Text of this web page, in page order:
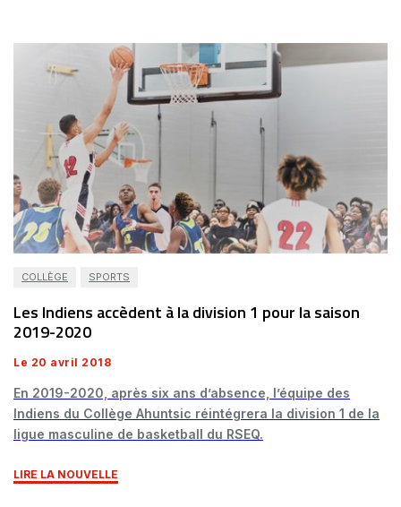
COLLÈGE SPORTS
Les Indiens accèdent à la division 1 pour la saison
2019-2020
Le 20 avril 2018
En 2019-2020, après six ans d’absence, l’équipe des
Indiens du Collège Ahuntsic réintégrera la division 1 de la
ligue masculine de basketball du RSEQ.
LIRE LA NOUVELLE